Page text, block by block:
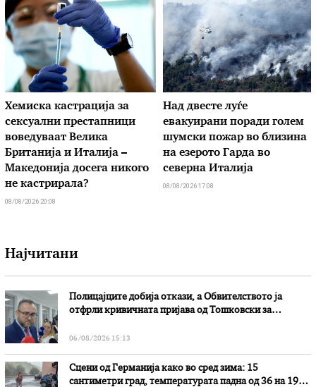
Хемиска кастрација за
сексуални престапници
воведуваат Велика
Британија и Италија –
Македонија досега никого
не кастрирала?
08/08/2026 20:08
Над двесте луѓе
евакуирани поради голем
шумски пожар во близина
на езерото Гарда во
северна Италија
08/08/2026 17:08
Најчитани
Полицајците добија откази, а Обвителството ја
отфрли кривичната пријава од Тошковски за
06/08/2026 15:13
Сцени од Германија како во сред зима: 15
сантиметри град, температурата падна од 36 на 19